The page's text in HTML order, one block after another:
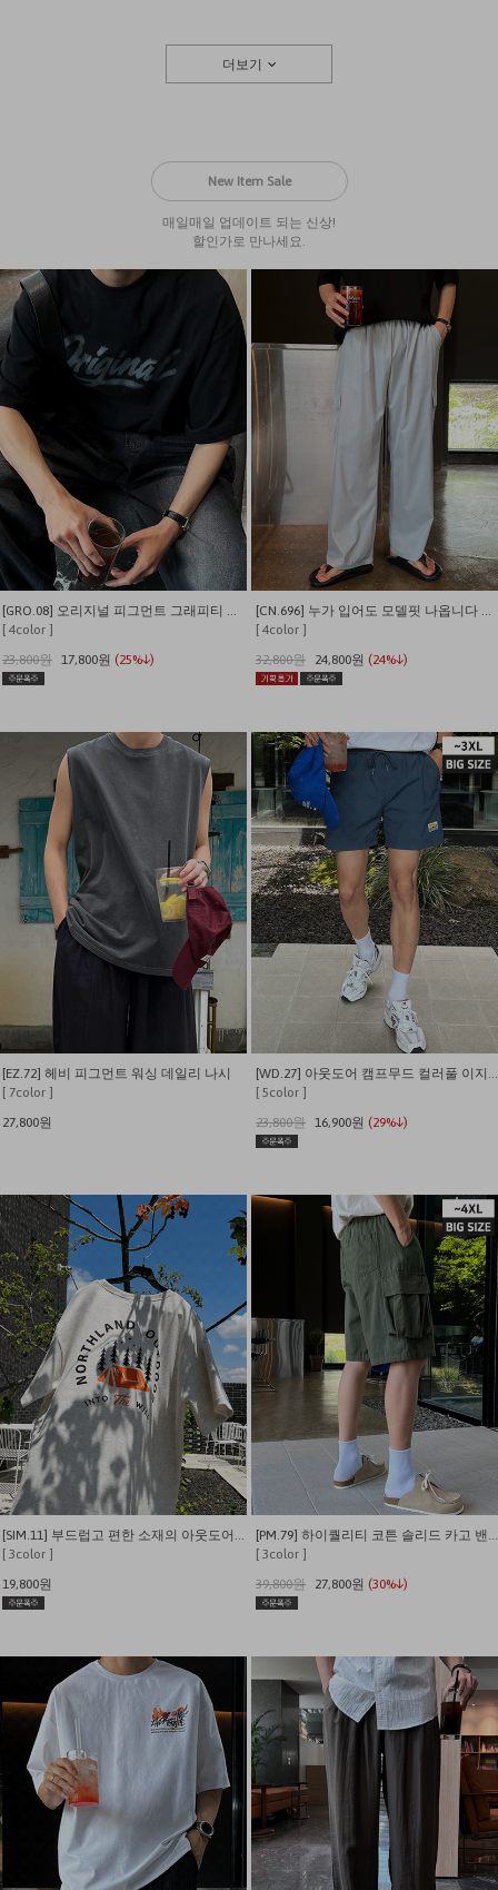
더보기
New Item Sale
매일매일 업데이트 되는 신상!
할인가로 만나세요.
[ 4color ]
23,800원 17,800원 (25%↓)
[ 4color ]
32,800원
24,800원 (24%↓)
[EZ.72] 헤비 피그먼트 워싱 데일리 나시
[ 7color ]
27,800원
[ 5color ]
23,800원 16,900원 (29%↓)
[SIM.11] 부드럽고 편한 소재의 아웃도어 캠퍼 반팔티
[ 3color ]
19,800원
[PM.79] 하이퀄리티 코튼 솔리드 카고 밴딩 내추럴핏 반바지
[ 3color ]
39,800원
27,800원 (30%↓)